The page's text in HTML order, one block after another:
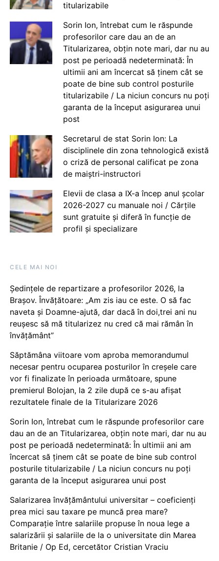
titularizabile
Sorin Ion, întrebat cum le răspunde
profesorilor care dau an de an
Titularizarea, obțin note mari, dar nu au
post pe perioadă nedeterminată: În
ultimii ani am încercat să ținem cât se
poate de bine sub control posturile
titularizabile / La niciun concurs nu poți
garanta de la început asigurarea unui
post
Secretarul de stat Sorin Ion: La
disciplinele din zona tehnologică există
o criză de personal calificat pe zona
de maiștri-instructori
Elevii de clasa a IX-a încep anul școlar
2026-2027 cu manuale noi / Cărțile
sunt gratuite și diferă în funcție de
profil și specializare
CELE MAI NOI
Ședințele de repartizare a profesorilor 2026, la
Brașov. Învățătoare: „Am zis iau ce este. O să fac
naveta și Doamne-ajută, dar dacă în doi,trei ani nu
reușesc să mă titularizez nu cred că mai rămân în
învățământ”
Săptămâna viitoare vom aproba memorandumul
necesar pentru ocuparea posturilor în creșele care
vor fi finalizate în perioada următoare, spune
premierul Bolojan, la 2 zile după ce s-au afișat
rezultatele finale de la Titularizare 2026
Sorin Ion, întrebat cum le răspunde profesorilor care
dau an de an Titularizarea, obțin note mari, dar nu au
post pe perioadă nedeterminată: În ultimii ani am
încercat să ținem cât se poate de bine sub control
posturile titularizabile / La niciun concurs nu poți
garanta de la început asigurarea unui post
Salarizarea învățământului universitar – coeficienți
prea mici sau taxare pe muncă prea mare?
Comparație între salariile propuse în noua lege a
salarizării și salariile de la o universitate din Marea
Britanie / Op Ed, cercetător Cristian Vraciu